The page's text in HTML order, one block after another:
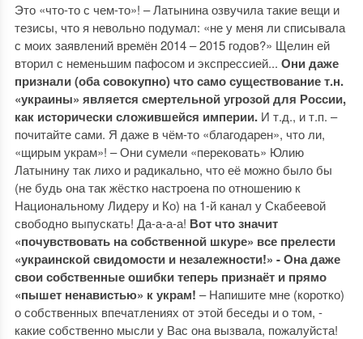
Это «что-то с чем-то»! – Латынина озвучила такие вещи и
тезисы, что я невольно подумал: «не у меня ли списывала
с моих заявлений времён 2014 – 2015 годов?» Щелин ей
вторил с неменьшим пафосом и экспрессией... Они даже
признали (оба совокупно) что само существование т.н.
«украины» является смертельной угрозой для России,
как исторически сложившейся империи. И т.д., и т.п. –
почитайте сами. Я даже в чём-то «благодарен», что ли,
«щирым украм»! – Они сумели «перековать» Юлию
Латынину так лихо и радикально, что её можно было бы
(не будь она так жёстко настроена по отношению к
Национальному Лидеру и Ко) на 1-й канал у Скабеевой
свободно выпускать! Да-а-а-а! Вот что значит
«почувствовать на собственной шкуре» все прелести
«украинской свидомости и незалежности!» - Она даже
свои собственные ошибки теперь признаёт и прямо
«пышет ненавистью» к украм! – Напишите мне (коротко)
о собственных впечатлениях от этой беседы и о том, -
какие собственно мысли у Вас она вызвала, пожалуйста!